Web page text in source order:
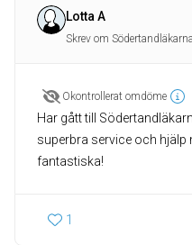
Lotta A
Skrev om Södertandläkarna
Okontrollerat omdöme
Har gått till
superbra service och hjälp
fantastiska!
1